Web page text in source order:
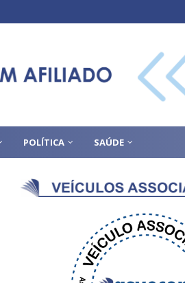
POLÍTICA SAÚDE